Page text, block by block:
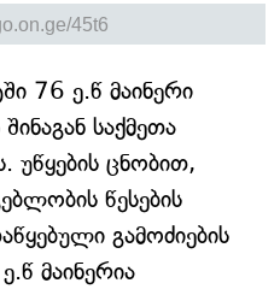
76 ე.წ მაინერი
საქმეთა
უწყების ცნობით,
წესების
გამოძიების
მაინერია